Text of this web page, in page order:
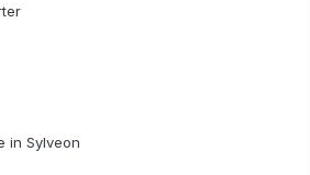
in Sylveon